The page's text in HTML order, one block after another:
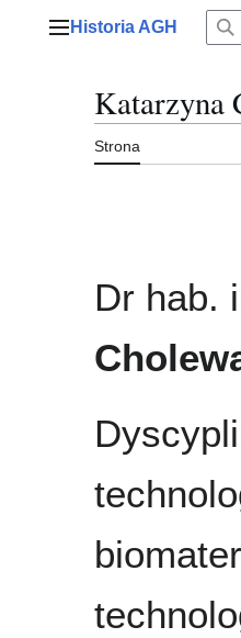
Menu główne
Historia AGH
Katarzyna
Strona
Dr hab.